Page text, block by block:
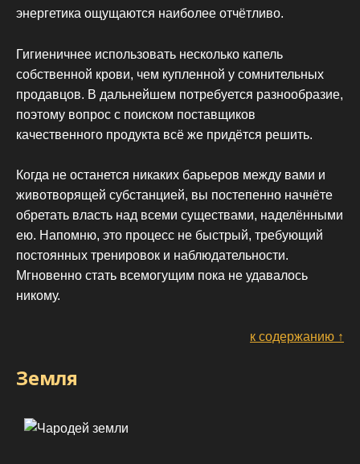
энергетика ощущаются наиболее отчётливо.
Гигиеничнее использовать несколько капель
собственной крови, чем купленной у сомнительных
продавцов. В дальнейшем потребуется разнообразие,
поэтому вопрос с поиском поставщиков
качественного продукта всё же придётся решить.
Когда не останется никаких барьеров между вами и
животворящей субстанцией, вы постепенно начнёте
обретать власть над всеми существами, наделёнными
ею. Напомню, это процесс не быстрый, требующий
постоянных тренировок и наблюдательности.
Мгновенно стать всемогущим пока не удавалось
никому.
к содержанию ↑
Земля